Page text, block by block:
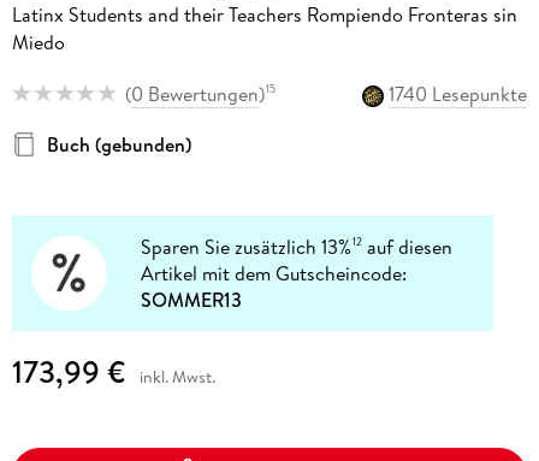
Latinx Students and their Teachers Rompiendo Fronteras sin
Miedo
(0 Bewertungen)15
1740 Lesepunkte
Buch (gebunden)
Sparen Sie zusätzlich 13%12 auf diesen
Artikel mit dem Gutscheincode:
SOMMER13
173,99 € inkl. Mwst.